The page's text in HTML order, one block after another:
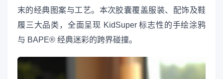
末的经典图案与工艺。本次胶囊覆盖服装、配饰及鞋
履三大品类，全面呈现 KidSuper 标志性的手绘涂鸦
与 BAPE® 经典迷彩的跨界碰撞。